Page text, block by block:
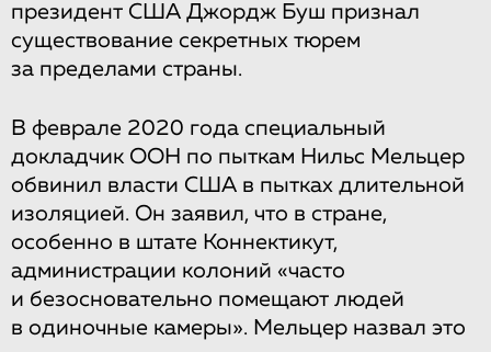
президент США Джордж Буш признал
существование секретных тюрем
за пределами страны.
В феврале 2020 года специальный
докладчик ООН по пыткам Нильс Мельцер
обвинил власти США в пытках длительной
изоляцией. Он заявил, что в стране,
особенно в штате Коннектикут,
администрации колоний «часто
и безосновательно помещают людей
в одиночные камеры». Мельцер назвал это